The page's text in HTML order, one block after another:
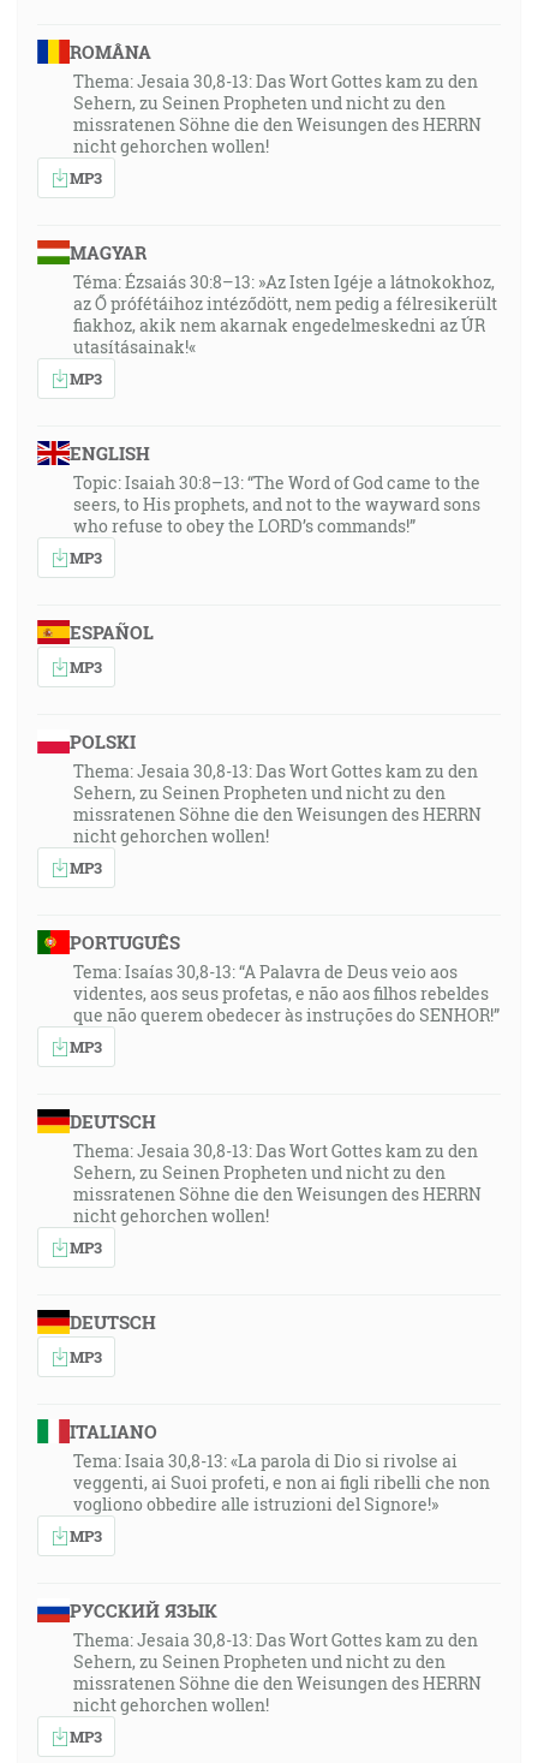
ROMÂNA
Thema: Jesaia 30,8-13: Das Wort Gottes kam zu den
Sehern, zu Seinen Propheten und nicht zu den
missratenen Söhne die den Weisungen des HERRN
nicht gehorchen wollen!
MP3
MAGYAR
Téma: Ézsaiás 30:8–13: »Az Isten Igéje a látnokokhoz,
az Ő prófétáihoz intéződött, nem pedig a félresikerült
fiakhoz, akik nem akarnak engedelmeskedni az ÚR
utasításainak!«
MP3
ENGLISH
Topic: Isaiah 30:8–13: “The Word of God came to the
seers, to His prophets, and not to the wayward sons
who refuse to obey the LORD’s commands!”
MP3
ESPAÑOL
MP3
POLSKI
Thema: Jesaia 30,8-13: Das Wort Gottes kam zu den
Sehern, zu Seinen Propheten und nicht zu den
missratenen Söhne die den Weisungen des HERRN
nicht gehorchen wollen!
MP3
PORTUGUÊS
Tema: Isaías 30,8-13: “A Palavra de Deus veio aos
videntes, aos seus profetas, e não aos filhos rebeldes
que não querem obedecer às instruções do SENHOR!”
MP3
DEUTSCH
Thema: Jesaia 30,8-13: Das Wort Gottes kam zu den
Sehern, zu Seinen Propheten und nicht zu den
missratenen Söhne die den Weisungen des HERRN
nicht gehorchen wollen!
MP3
DEUTSCH
MP3
ITALIANO
Tema: Isaia 30,8-13: «La parola di Dio si rivolse ai
veggenti, ai Suoi profeti, e non ai figli ribelli che non
vogliono obbedire alle istruzioni del Signore!»
MP3
РУССКИЙ ЯЗЫК
Thema: Jesaia 30,8-13: Das Wort Gottes kam zu den
Sehern, zu Seinen Propheten und nicht zu den
missratenen Söhne die den Weisungen des HERRN
nicht gehorchen wollen!
MP3